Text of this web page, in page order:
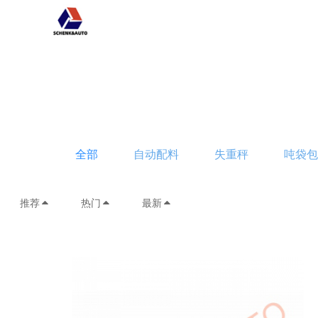
全部 自动配料 失重秤 吨袋
推荐 热门 最新